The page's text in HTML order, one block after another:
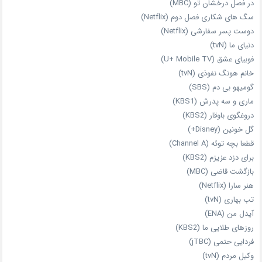
در فصل درخشان تو (MBC)
سگ های شکاری فصل دوم (Netflix)
دوست‌ پسر سفارشی (Netflix)
دنیای ما (tvN)
فوبیای عشق (U+ Mobile TV)
خانم هونگ نفوذی (tvN)
گومیهو بی دم (SBS)
ماری و سه پدرش (KBS1)
دروغگوی باوقار (KBS2)
گل خونین (Disney+)
قطعا بچه توئه (Channel A)
برای دزد عزیزم (KBS2)
بازگشت قاضی (MBC)
هنر سارا (Netflix)
تب بهاری (tvN)
آیدل من (ENA)
روزهای طلایی ما (KBS2)
فردایی حتمی (jTBC)
وکیل مردم (tvN)